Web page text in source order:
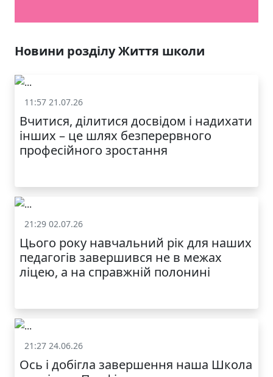
Новини розділу Життя школи
11:57 21.07.26
Вчитися, ділитися досвідом і надихати
інших – це шлях безперервного
професійного зростання
21:29 02.07.26
Цього року навчальний рік для наших
педагогів завершився не в межах
ліцею, а на справжній полонині
21:27 24.06.26
Ось і добігла завершення наша Школа